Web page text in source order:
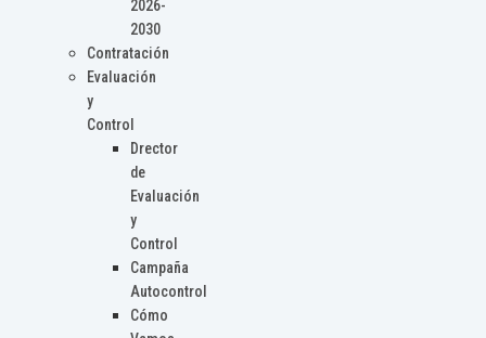
2026-
2030
Contratación
Evaluación
y
Control
Drector
de
Evaluación
y
Control
Campaña
Autocontrol
Cómo